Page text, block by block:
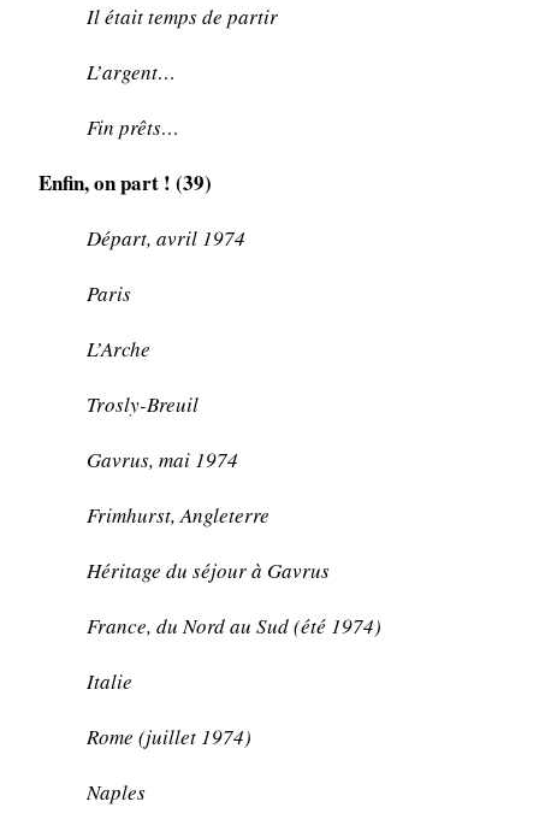
Il était temps de partir
L’argent…
Fin prêts…
Enfin, on part ! (39)
Départ, avril 1974
Paris
L’Arche
Trosly-Breuil
Gavrus, mai 1974
Frimhurst, Angleterre
Héritage du séjour à Gavrus
France, du Nord au Sud (été 1974)
Italie
Rome (juillet 1974)
Naples